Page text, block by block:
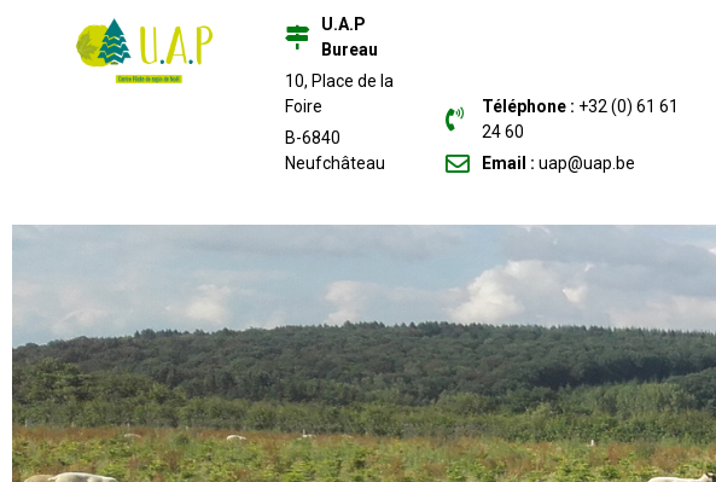
U.A.P
Bureau
10, Place de la
Foire
B-6840
Neufchâteau
Téléphone : +32 (0) 61 61
24 60
Email : uap@uap.be